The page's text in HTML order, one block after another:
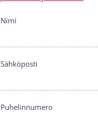
Ota
Nimi
Sähköposti
Puhelinnumero